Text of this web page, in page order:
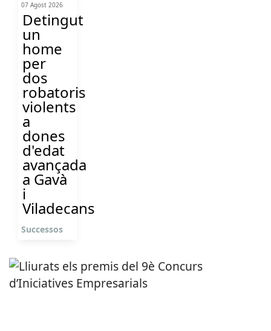
07 Agost 2026
Detingut
un
home
per
dos
robatoris
violents
a
dones
d'edat
avançada
a Gavà
i
Viladecans
Successos